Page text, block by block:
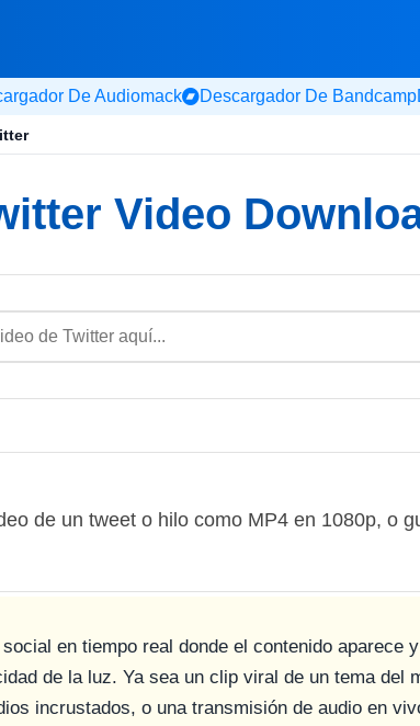
De Audiomack Descargador De Bandcamp
Video
de un tweet o hilo como MP4 en 1080p, o
en tiempo real donde el contenido aparece
de la luz. Ya sea un clip viral de un tema del
incrustados, o una transmisión de audio en